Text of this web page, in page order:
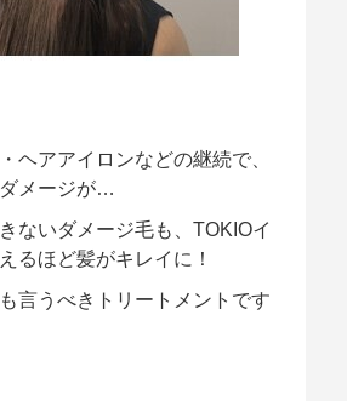
ヘアアイロンなどの継続で、
メージが…
ないダメージ毛も、TOKIOイ
るほど髪がキレイに！
言うべきトリートメントです